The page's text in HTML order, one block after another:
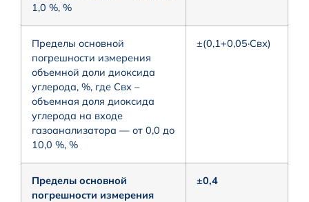
1,0 %, %
Пределы основной
погрешности измерения
объемной доли диоксида
углерода, %, где Свх –
объемная доля диоксида
углерода на входе
газоанализатора — от 0,0 до
10,0 %, %
±(0,1+0,05·Cвх)
Пределы основной
погрешности измерения
±0,4